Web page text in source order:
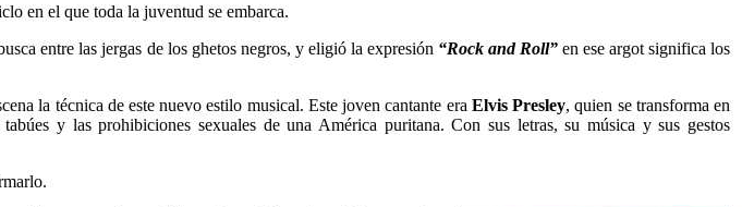
en el que toda la juventud se embarca.
entre las jergas de los ghetos negros, y eligió la expresión “Rock and Roll”en ese argot significa los
la técnica de este nuevo estilo musical. Este joven cantante era Elvis Presley, quien se transforma en
y las prohibiciones sexuales de una América puritana. Con sus letras, su música y sus gestos